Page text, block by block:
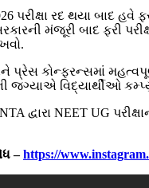
રદ થયા બાદ હવે
મંજૂરી બાદ ફરી
પ્રેસ કોન્ફરન્સમાં
વિદ્યાર્થીઓ
દ્વારા NEET UG
–https://